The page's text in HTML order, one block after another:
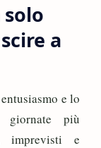
a
e lo
giornate più
imprevisti e